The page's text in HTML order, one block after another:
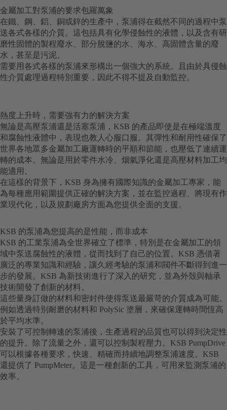
金屬加工對泵浦的要求包羅萬象
在鐵、鋼、鋁、銅或鋅的生產中，泵浦得在截然不同的過程中泵
送各式各樣的介質。這包括具有化學侵蝕性的液體，以及含有研
磨性固體的製程廢水、部分脫鹽的水、海水、高固體含量的廢
水，甚至是污泥。
需要用各式各樣的泵浦來形構出一個強大的系統。且由於具侵蝕
性介質處理過程特別重要，因此不得不提及自動監控。
熱度上升時，需要強有力的解決方案
無論是高壓泵浦還是活塞泵浦，KSB 的產品即使是在極端溫度
和腐蝕性液體中，表現也教人心服口服。其彈性和耐用性確保了
世界各地眾多金屬加工廠運轉時的平順和節能，也壓低了連續運
轉的成本。無論是用於零件水冷、烟氣淨化還是高壓材料加工均
能適用。
在這樣的背景下，KSB 身為擁有國際知識的金屬加工專家，能
為每種應用範圍提供正確的解決方案，並在監控過程、將現有作
業現代化，以及規劃廠房方面為您提供全面的支援。
KSB 的泵浦為您提高的是性能，而非成本
KSB 的工業泵浦為全世界確立了標準，特別是在金屬加工的領
域中泵送腐蝕性的液體，從而找到了自己的位置。KSB 憑借著
廣泛的專業知識和經驗，讓久經考驗的泵浦和閥件不斷得到進一
步的發展。KSB 為新技術進行了深入的研究，並為外殼與軸承
技術開發了創新的材料。
這些量身訂做的材料和密封件使得泵送最嚴苛的介質成為可能。
例如透過特別耐磨的材料和 PolySic 塗層，來確保運轉時間恆高
於平均水準。
安裝了可控制轉速的泵浦後，生產過程的品質也可以得到決定性
的提升。除了流量之外，還可以控制製程壓力。KSB PumpDrive
可以根據各種要求，快速、精確而持續地調整泵浦速度。KSB
還提供了 PumpMeter。這是一種創新的工具，可用來監測泵浦的
效率。